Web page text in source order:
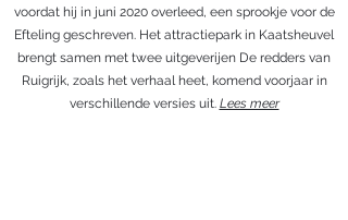
voordat hij in juni 2020 overleed, een sprookje voor de
Efteling geschreven. Het attractiepark in Kaatsheuvel
brengt samen met twee uitgeverijen De redders van
Ruigrijk, zoals het verhaal heet, komend voorjaar in
verschillende versies uit. Lees meer